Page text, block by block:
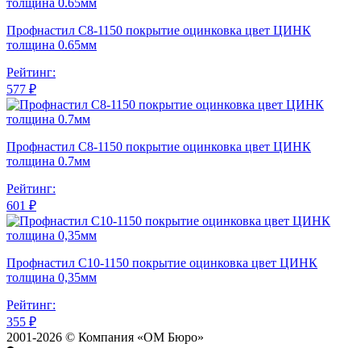
Профнастил С8-1150 покрытие оцинковка цвет ЦИНК
толщина 0.65мм
Рейтинг:
577 ₽
Профнастил С8-1150 покрытие оцинковка цвет ЦИНК
толщина 0.7мм
Рейтинг:
601 ₽
Профнастил С10-1150 покрытие оцинковка цвет ЦИНК
толщина 0,35мм
Рейтинг:
355 ₽
2001-2026 © Компания «ОМ Бюро»